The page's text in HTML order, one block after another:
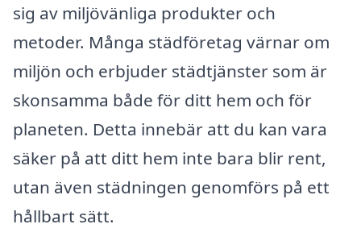
sig av miljövänliga produkter och
metoder. Många städföretag värnar om
miljön och erbjuder städtjänster som är
skonsamma både för ditt hem och för
planeten. Detta innebär att du kan vara
säker på att ditt hem inte bara blir rent,
utan även städningen genomförs på ett
hållbart sätt.